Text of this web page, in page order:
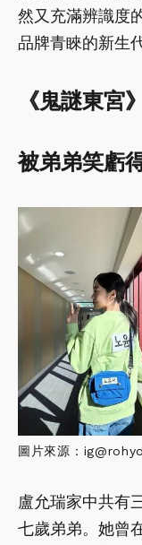
然又充滿辨識度
品牌青睞的新生
《鬼謎東宮
被弟弟笑虧
圖片來源：
盧允瑞家中共有
七歲弟弟。她曾